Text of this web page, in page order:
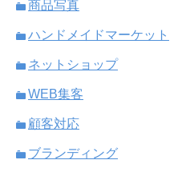
商品写真
ハンドメイドマーケット
ネットショップ
WEB集客
顧客対応
ブランディング